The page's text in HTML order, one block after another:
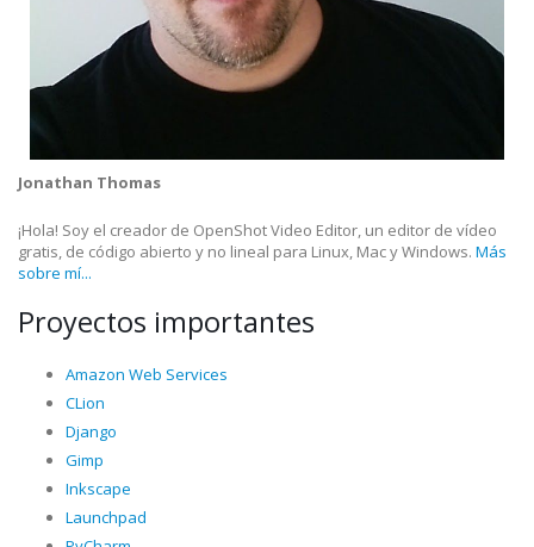
Jonathan Thomas
¡Hola! Soy el creador de OpenShot Video Editor, un editor de vídeo
gratis, de código abierto y no lineal para Linux, Mac y Windows. Más
sobre mí...
Proyectos importantes
Amazon Web Services
CLion
Django
Gimp
Inkscape
Launchpad